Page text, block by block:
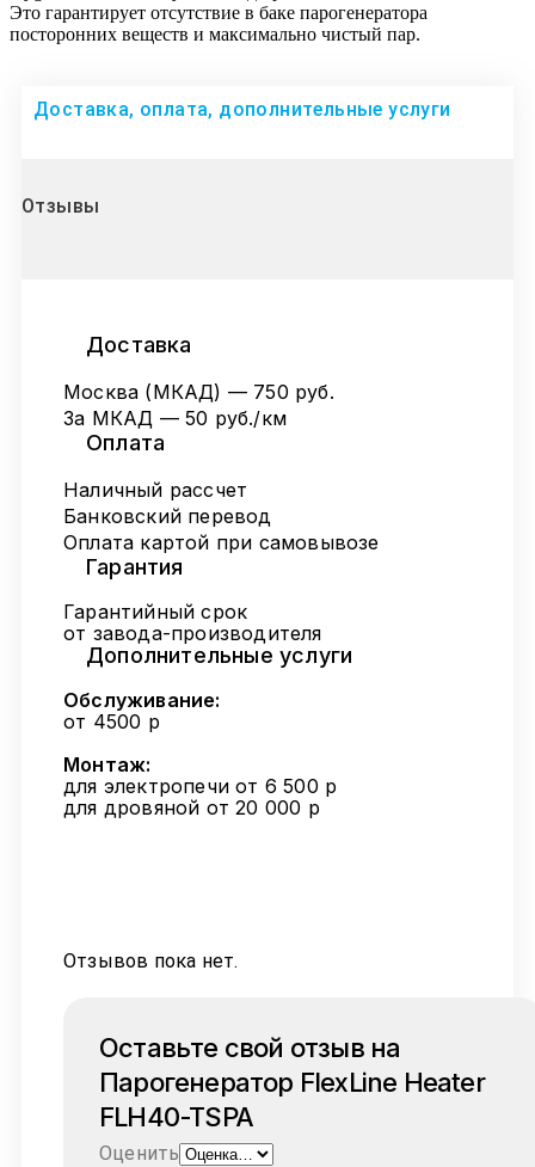
Это гарантирует отсутствие в баке парогенератора
посторонних веществ и максимально чистый пар.
Доставка, оплата, дополнительные услуги
Отзывы
Доставка
Москва (МКАД) — 750 руб.
За МКАД — 50 руб./км
Оплата
Наличный рассчет
Банковский перевод
Оплата картой при самовывозе
Гарантия
Гарантийный срок
от завода-производителя
Дополнительные услуги
Обслуживание:
от 4500 р
Монтаж:
для электропечи от 6 500 р
для дровяной от 20 000 р
Отзывов пока нет.
Оставьте свой отзыв на
Парогенератор FlexLine Heater
FLH40-TSPA
Оценить